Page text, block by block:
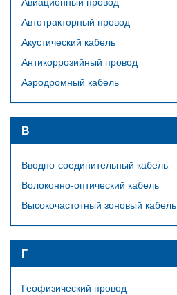
Автотракторный провод
Акустический кабель
Антикоррозийный провод
Аэродромный кабель
В
Вводно-соединительный кабель
Волоконно-оптический кабель
Высокочастотный зоновый кабель
Г
Геофизический провод